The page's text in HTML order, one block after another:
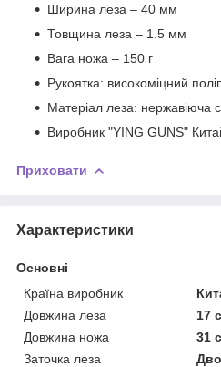
Ширина леза – 40 мм
Товщина леза – 1.5 мм
Вага ножа – 150 г
Рукоятка: високоміцний
Матеріал леза: нержавіюча
Виробник "YING GUNS"
Приховати
Характеристики
Основні
Країна виробник
Довжина леза
17
Довжина ножа
31
Заточка леза